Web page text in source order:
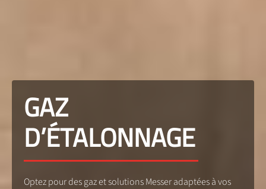
GAZ
D’ÉTALONNAGE
Optez pour des gaz et solutions Messer adaptées à vos